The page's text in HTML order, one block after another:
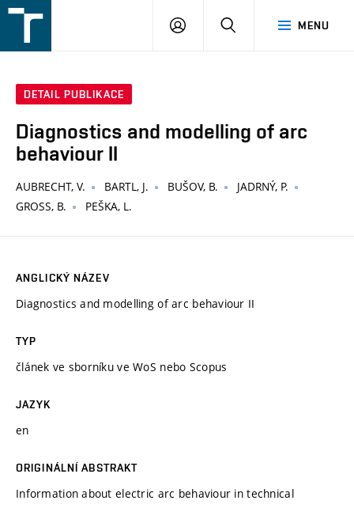
v
MENU
PŘIHLÁŠENÍ
DETAIL PUBLIKACE
Diagnostics and modelling of arc
behaviour II
AUBRECHT, V. BARTL, J. BUŠOV, B.
JADRNÝ, P.
GROSS, B.
PEŠKA, L.
ANGLICKÝ NÁZEV
Diagnostics and modelling of arc behaviour II
TYP
článek ve sborníku ve WoS nebo Scopus
JAZYK
en
ORIGINÁLNÍ ABSTRAKT
Information about electric arc behaviour in technical